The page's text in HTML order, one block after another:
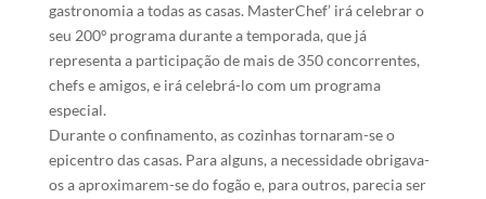
gastronomia a todas as casas. MasterChef’ irá celebrar o
seu 200º programa durante a temporada, que já
representa a participação de mais de 350 concorrentes,
chefs e amigos, e irá celebrá-lo com um programa
especial.
Durante o confinamento, as cozinhas tornaram-se o
epicentro das casas. Para alguns, a necessidade obrigava-
os a aproximarem-se do fogão e, para outros, parecia ser